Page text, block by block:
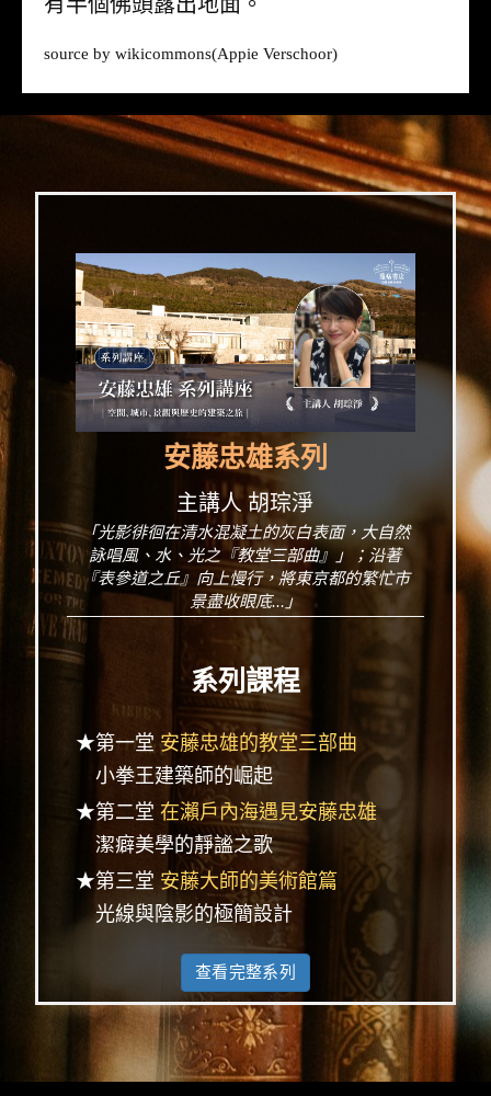
source by wikicommons(Appie Verschoor)
安藤忠雄系列
主講人 胡琮淨
「光影徘徊在清水混凝土的灰白表面，大自然
詠唱風、水、光之『教堂三部曲』」；沿著
『表參道之丘』向上慢行，將東京都的繁忙市
景盡收眼底...」
系列課程
★第一堂 安藤忠雄的教堂三部曲
小拳王建築師的崛起
★第二堂 在瀨戶內海遇見安藤忠雄
潔癖美學的靜謐之歌
★第三堂 安藤大師的美術館篇
光線與陰影的極簡設計
查看完整系列